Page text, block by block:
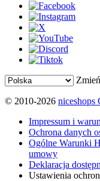
© 2010-2026 niceshops
Impressum i
Ochrona danych
Ogólne Warunki
umowy
Deklaracja
Ustawienia